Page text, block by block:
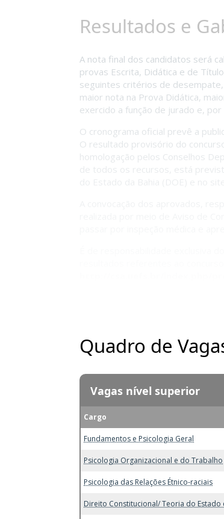
Resultados e
A nota final dos candidatos será
provas Escrita, Didática e de
seguintes critérios de
maior nota na Prova Didática,
exercido a função de jurado e,
O cronograma oficial prevê a
O resultado provisório do
homologação pelos Conselhos
de todos os recursos, está
Quadro de
Vagas nível superior
Cargo
Fundamentos e Psicologia Geral
Psicologia Organizacional e do Trabalho
Psicologia das Relações Étnico-raciais
Direito Constitucional/ Teoria do Estado